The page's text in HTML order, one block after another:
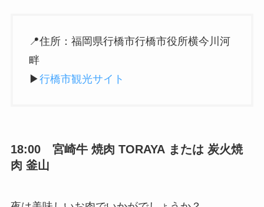
📍住所：福岡県行橋市行橋市役所横今川河
畔
▶︎行橋市観光サイト
18:00 宮崎牛 焼肉 TORAYAまたは 炭火焼
肉 釜山